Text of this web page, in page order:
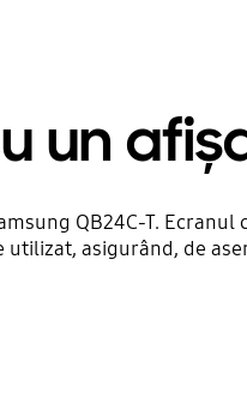
un
QB24C-T.
asigurând, de